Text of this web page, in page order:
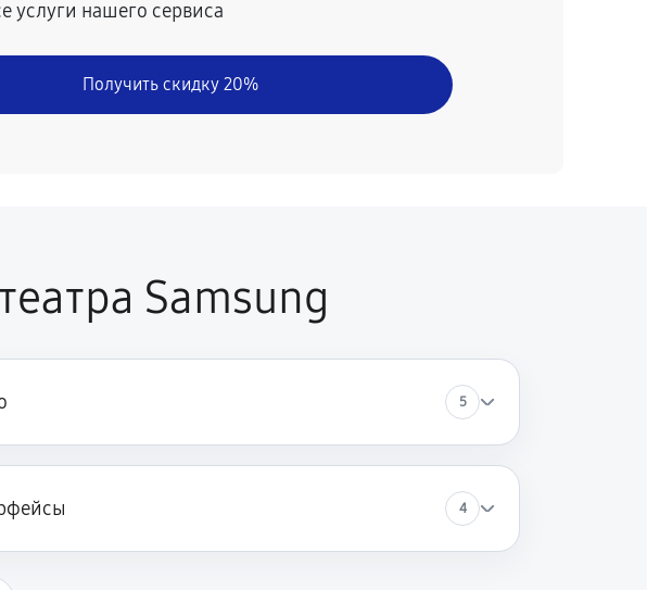
услуги нашего сервиса
Получить скидку 20%
Samsung
5
4